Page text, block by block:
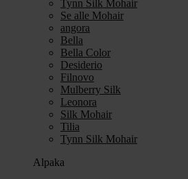
Tynn Silk Mohair
Se alle Mohair
angora
Bella
Bella Color
Desiderio
Filnovo
Mulberry Silk
Leonora
Silk Mohair
Tilia
Tynn Silk Mohair
Alpaka